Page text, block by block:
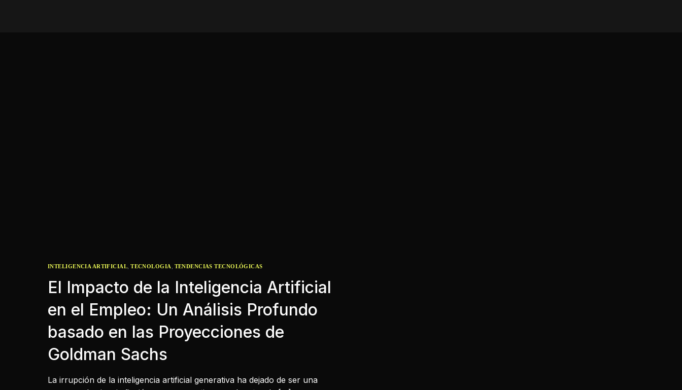
INTELIGENCIA ARTIFICIAL ,TECNOLOGIA TENDENCIAS TECNOLÓGICAS
El Impacto de la Inteligencia Artificial
en el Empleo: Un Análisis Profundo
basado en las Proyecciones de
Goldman Sachs
La irrupción de la inteligencia artificial generativa ha dejado de ser una